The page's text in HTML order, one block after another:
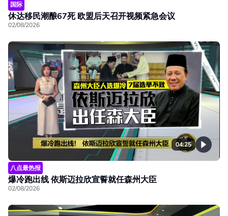
国际
休达移民潮酿67死 欧盟后天召开视频紧急会议
02/08/2026
04:25
八点最热报
爆冷跑出线 依斯迈拉欣宣誓就任森州大臣
02/08/2026